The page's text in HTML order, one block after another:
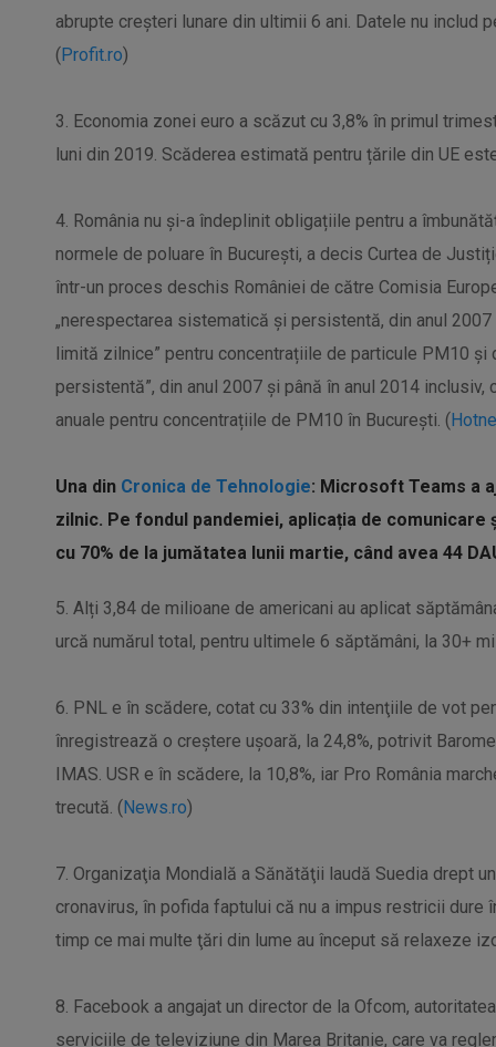
abrupte creșteri lunare din ultimii 6 ani. Datele nu includ
(Profit.ro)
3. Economia zonei euro a scăzut cu 3,8% în primul
luni din 2019. Scăderea estimată pentru țările din UE
4. România nu și-a îndeplinit obligațiile pentru a
normele de poluare în București, a decis Curtea de
într-un proces deschis României de către Comisia
„nerespectarea sistematică și persistentă, din anul
limită zilnice” pentru concentrațiile de particule PM10
persistentă”, din anul 2007 și până în anul 2014
anuale pentru concentrațiile de PM10 în București. (
Una din Cronica de Tehnologie: Microsoft Teams a
zilnic. Pe fondul pandemiei, aplicația de
cu 70% de la jumătatea lunii martie, când avea 44
5. Alți 3,84 de milioane de americani au aplicat
urcă numărul total, pentru ultimele 6 săptămâni, la 30+
6. PNL e în scădere, cotat cu 33% din intenţiile de vot
înregistrează o creştere uşoară, la 24,8%, potrivit
IMAS. USR e în scădere, la 10,8%, iar Pro România
trecută. (News.ro)
7. Organizaţia Mondială a Sănătăţii laudă Suedia drept
cronavirus, în pofida faptului că nu a impus restricii
timp ce mai multe ţări din lume au început să relaxeze
8. Facebook a angajat un director de la Ofcom,
serviciile de televiziune din Marea Britanie, care va